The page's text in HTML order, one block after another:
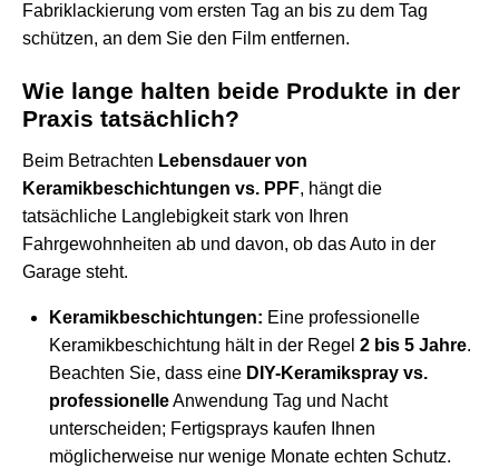
Fabriklackierung vom ersten Tag an bis zu dem Tag
schützen, an dem Sie den Film entfernen.
Wie lange halten beide Produkte in der
Praxis tatsächlich?
Beim Betrachten Lebensdauer von
Keramikbeschichtungen vs. PPF, hängt die
tatsächliche Langlebigkeit stark von Ihren
Fahrgewohnheiten ab und davon, ob das Auto in der
Garage steht.
Keramikbeschichtungen: Eine professionelle
Keramikbeschichtung hält in der Regel 2 bis 5 Jahre.
Beachten Sie, dass eine DIY-Keramikspray vs.
professionelleAnwendung Tag und Nacht
unterscheiden; Fertigsprays kaufen Ihnen
möglicherweise nur wenige Monate echten Schutz.